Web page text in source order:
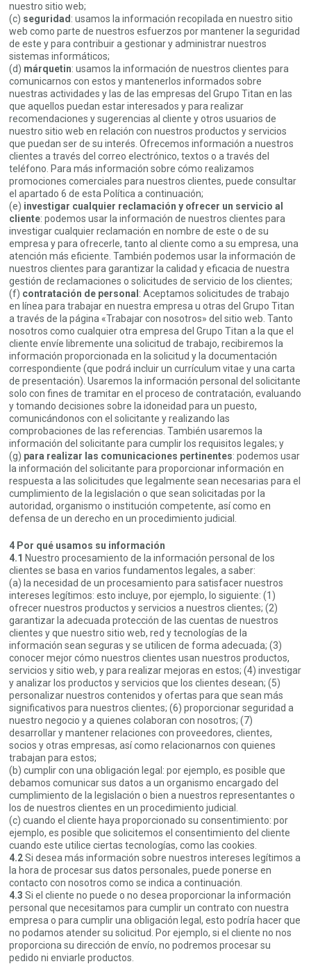
nuestro sitio web;
(c) seguridad : usamos la información recopilada en nuestro sitio
web como parte de nuestros esfuerzos por mantener la seguridad
de este y para contribuir a gestionar y administrar nuestros
sistemas informáticos;
(d) márquetin: usamos la información de nuestros clientes para
comunicarnos con estos y mantenerlos informados sobre
nuestras actividades y las de las empresas del Grupo Titan en las
que aquellos puedan estar interesados y para realizar
recomendaciones y sugerencias al cliente y otros usuarios de
nuestro sitio web en relación con nuestros productos y servicios
que puedan ser de su interés. Ofrecemos información a nuestros
clientes a través del correo electrónico, textos o a través del
teléfono. Para más información sobre cómo realizamos
promociones comerciales para nuestros clientes, puede consultar
el apartado 6 de esta Política a continuación;
(e) investigar cualquier reclamación y ofrecer un servicio al
cliente: podemos usar la información de nuestros clientes para
investigar cualquier reclamación en nombre de este o de su
empresa y para ofrecerle, tanto al cliente como a su empresa, una
atención más eficiente. También podemos usar la información de
nuestros clientes para garantizar la calidad y eficacia de nuestra
gestión de reclamaciones o solicitudes de servicio de los clientes;
(f) contratación de personal : Aceptamos solicitudes de trabajo
en línea para trabajar en nuestra empresa u otras del Grupo Titan
a través de la página «Trabajar con nosotros» del sitio web. Tanto
nosotros como cualquier otra empresa del Grupo Titan a la que el
cliente envíe libremente una solicitud de trabajo, recibiremos la
información proporcionada en la solicitud y la documentación
correspondiente (que podrá incluir un currículum vitae y una carta
de presentación). Usaremos la información personal del solicitante
solo con fines de tramitar en el proceso de contratación, evaluando
y tomando decisiones sobre la idoneidad para un puesto,
comunicándonos con el solicitante y realizando las
comprobaciones de las referencias. También usaremos la
información del solicitante para cumplir los requisitos legales; y
(g) para realizar las comunicaciones pertinentes: podemos usar
la información del solicitante para proporcionar información en
respuesta a las solicitudes que legalmente sean necesarias para el
cumplimiento de la legislación o que sean solicitadas por la
autoridad, organismo o institución competente, así como en
defensa de un derecho en un procedimiento judicial.
4 Por qué usamos su información
4.1 Nuestro procesamiento de la información personal de los
clientes se basa en varios fundamentos legales, a saber:
(a) la necesidad de un procesamiento para satisfacer nuestros
intereses legítimos: esto incluye, por ejemplo, lo siguiente: (1)
ofrecer nuestros productos y servicios a nuestros clientes; (2)
garantizar la adecuada protección de las cuentas de nuestros
clientes y que nuestro sitio web, red y tecnologías de la
información sean seguras y se utilicen de forma adecuada; (3)
conocer mejor cómo nuestros clientes usan nuestros productos,
servicios y sitio web, y para realizar mejoras en estos; (4) investigar
y analizar los productos y servicios que los clientes desean; (5)
personalizar nuestros contenidos y ofertas para que sean más
significativos para nuestros clientes; (6) proporcionar seguridad a
nuestro negocio y a quienes colaboran con nosotros; (7)
desarrollar y mantener relaciones con proveedores, clientes,
socios y otras empresas, así como relacionarnos con quienes
trabajan para estos;
(b) cumplir con una obligación legal: por ejemplo, es posible que
debamos comunicar sus datos a un organismo encargado del
cumplimiento de la legislación o bien a nuestros representantes o
los de nuestros clientes en un procedimiento judicial.
(c) cuando el cliente haya proporcionado su consentimiento: por
ejemplo, es posible que solicitemos el consentimiento del cliente
cuando este utilice ciertas tecnologías, como las cookies.
4.2Si desea más información sobre nuestros intereses legítimos a
la hora de procesar sus datos personales, puede ponerse en
contacto con nosotros como se indica a continuación.
4.3 Si el cliente no puede o no desea proporcionar la información
personal que necesitamos para cumplir un contrato con nuestra
empresa o para cumplir una obligación legal, esto podría hacer que
no podamos atender su solicitud. Por ejemplo, si el cliente no nos
proporciona su dirección de envío, no podremos procesar su
pedido ni enviarle productos.